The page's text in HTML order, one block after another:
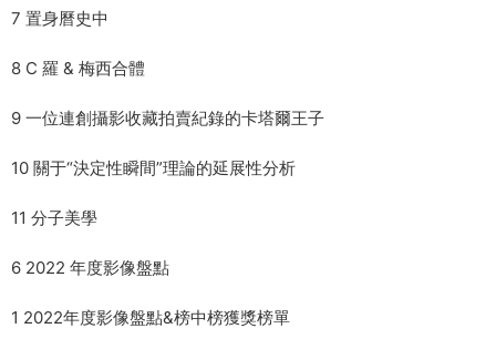
7 置身曆史中
8 C 羅 & 梅西合體
9 一位連創攝影收藏拍賣紀錄的卡塔爾王子
10 關于“決定性瞬間”理論的延展性分析
11 分子美學
6 2022 年度影像盤點
1 2022年度影像盤點&榜中榜獲獎榜單